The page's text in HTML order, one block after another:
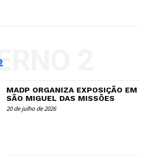
2
MADP ORGANIZA EXPOSIÇÃO EM
SÃO MIGUEL DAS MISSÕES
20 de julho de 2026